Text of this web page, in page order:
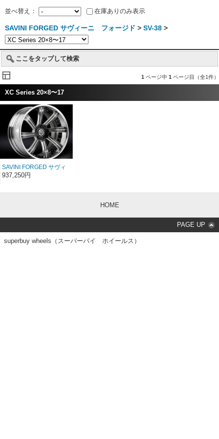
並べ替え： 在庫ありのみ表示
SAVINI FORGED サヴィーニ フォージド > SV-38 >
ここをタップして検索
1 ページ中 1 ページ目（全1件）
XC Series 20×8〜17
SAVINI FORGED サヴィ
ーニ フォージド XC
937,250円
HOME
PAGE UP
superbuy wheels（スーパーバイ ホイールス）